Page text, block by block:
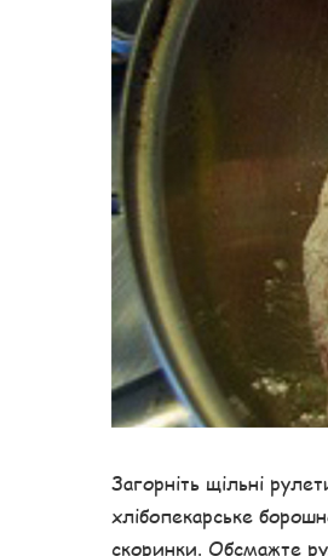
Загорніть щільні
хлібопекарське
скоринки. Обсмажте